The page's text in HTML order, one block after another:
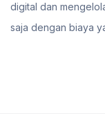
digital dan
saja dengan biaya